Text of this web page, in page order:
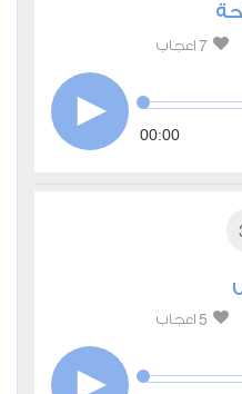
7 اعجاب
00:00
5 اعجاب